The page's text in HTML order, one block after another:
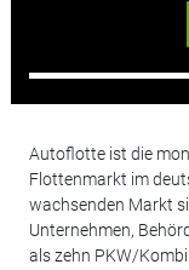
Autoflotte ist die
Flottenmarkt im
wachsenden Markt
Unternehmen,
als zehn PKW/